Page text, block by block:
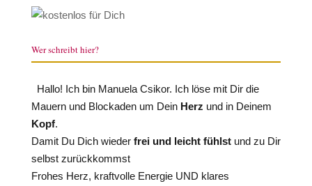
Wer schreibt hier?
Hallo! Ich bin Manuela Csikor. Ich löse mit Dir die
Mauern und Blockaden um Dein Herz und in Deinem
Kopf.
Damit Du Dich wieder frei und leicht fühlstund zu Dir
selbst zurückkommst
Frohes Herz, kraftvolle Energie UND klares